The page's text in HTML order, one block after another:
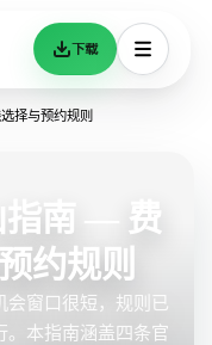
下载
择与预约规则
指南 — 费
约规则
会窗口很短，规则已
。本指南涵盖四条官